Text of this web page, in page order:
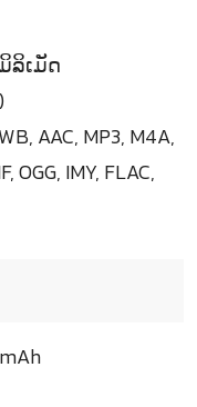
ລິເມັດ
AAC, MP3, M4A,
OGG, IMY, FLAC,